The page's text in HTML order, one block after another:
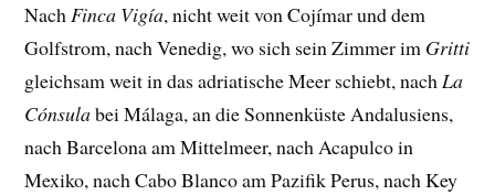
NachFinca Vigía, nicht weit von Cojímar und dem
Golfstrom, nach Venedig, wo sich sein Zimmer im Gritti
gleichsam weit in das adriatische Meer schiebt, nachLa
Cónsulabei Málaga, an die Sonnenküste Andalusiens,
nach Barcelona am Mittelmeer, nach Acapulco in
Mexiko, nach Cabo Blanco am Pazifik Perus, nach Key